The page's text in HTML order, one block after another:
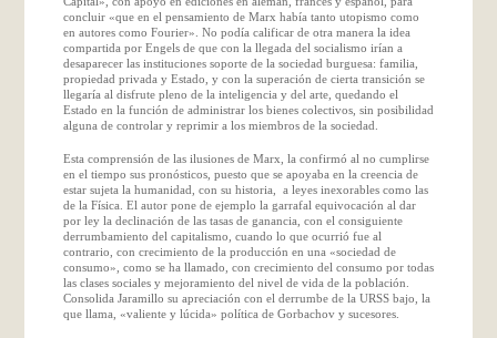
concluir «que en el pensamiento de Marx había tanto utopismo como
en autores como Fourier». No podía calificar de otra manera la idea
compartida por Engels de que con la llegada del socialismo irían a
desaparecer las instituciones soporte de la sociedad burguesa: familia,
propiedad privada y Estado, y con la superación de cierta transición se
llegaría al disfrute pleno de la inteligencia y del arte, quedando el
Estado en la función de administrar los bienes colectivos, sin posibilidad
alguna de controlar y reprimir a los miembros de la sociedad.
Esta comprensión de las ilusiones de Marx, la confirmó al no cumplirse
en el tiempo sus pronósticos, puesto que se apoyaba en la creencia de
estar sujeta la humanidad, con su historia, a leyes inexorables como las
de la Física. El autor pone de ejemplo la garrafal equivocación al dar
por ley la declinación de las tasas de ganancia, con el consiguiente
derrumbamiento del capitalismo, cuando lo que ocurrió fue al
contrario, con crecimiento de la producción en una «sociedad de
consumo», como se ha llamado, con crecimiento del consumo por todas
las clases sociales y mejoramiento del nivel de vida de la población.
Consolida Jaramillo su apreciación con el derrumbe de la URSS bajo, la
que llama, «valiente y lúcida» política de Gorbachov y sucesores.